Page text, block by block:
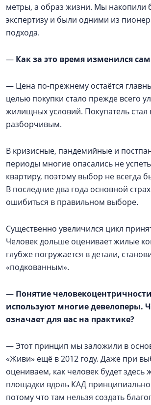
метры, а образ жизни. Мы накопили
экспертизу и были одними из
подхода.
— Как за это время изменился
— Цена по-прежнему остаётся
целью покупки стало прежде всего
жилищных условий. Покупатель стал
разборчивым.
В кризисные, пандемийные и
периоды многие опасались не
квартиру, поэтому выбор не всегда
В последние два года основной
ошибиться в правильном выборе.
Существенно увеличился цикл
Человек дольше оценивает жилые
глубже погружается в детали,
«подкованным».
— Понятие
используют многие девелоперы.
означает для вас на практике?
— Этот принцип мы заложили в
«Живи» ещё в 2012 году. Даже при
оцениваем, как человек будет
площадки вдоль КАД
потому что там нельзя создать